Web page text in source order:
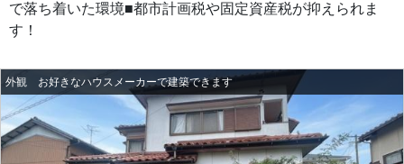
で落ち着いた環境■都市計画税や固定資産税が抑えられま
す！
外観 お好きなハウスメーカーで建築できます